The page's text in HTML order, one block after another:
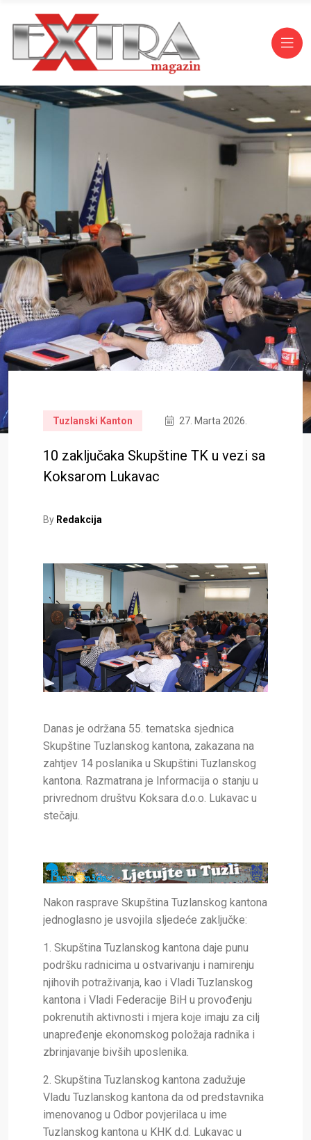
Tuzlanski Kanton 27. Marta 2026.
10 zaključaka Skupštine TK u vezi sa
Koksarom Lukavac
By Redakcija
Danas je održana 55. tematska sjednica
Skupštine Tuzlanskog kantona, zakazana na
zahtjev 14 poslanika u Skupštini Tuzlanskog
kantona. Razmatrana je Informacija o stanju u
privrednom društvu Koksara d.o.o. Lukavac u
stečaju.
Nakon rasprave Skupština Tuzlanskog kantona
jednoglasno je usvojila sljedeće zaključke:
1. Skupština Tuzlanskog kantona daje punu
podršku radnicima u ostvarivanju i namirenju
njihovih potraživanja, kao i Vladi Tuzlanskog
kantona i Vladi Federacije BiH u provođenju
pokrenutih aktivnosti i mjera koje imaju za cilj
unapređenje ekonomskog položaja radnika i
zbrinjavanje bivših uposlenika.
2. Skupština Tuzlanskog kantona zadužuje
Vladu Tuzlanskog kantona da od predstavnika
imenovanog u Odbor povjerilaca u ime
Tuzlanskog kantona u KHK d.d. Lukavac u